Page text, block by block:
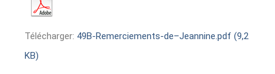
Télécharger: 49B-Remerciements-de–Jeannine.pdf (9,2
KB)